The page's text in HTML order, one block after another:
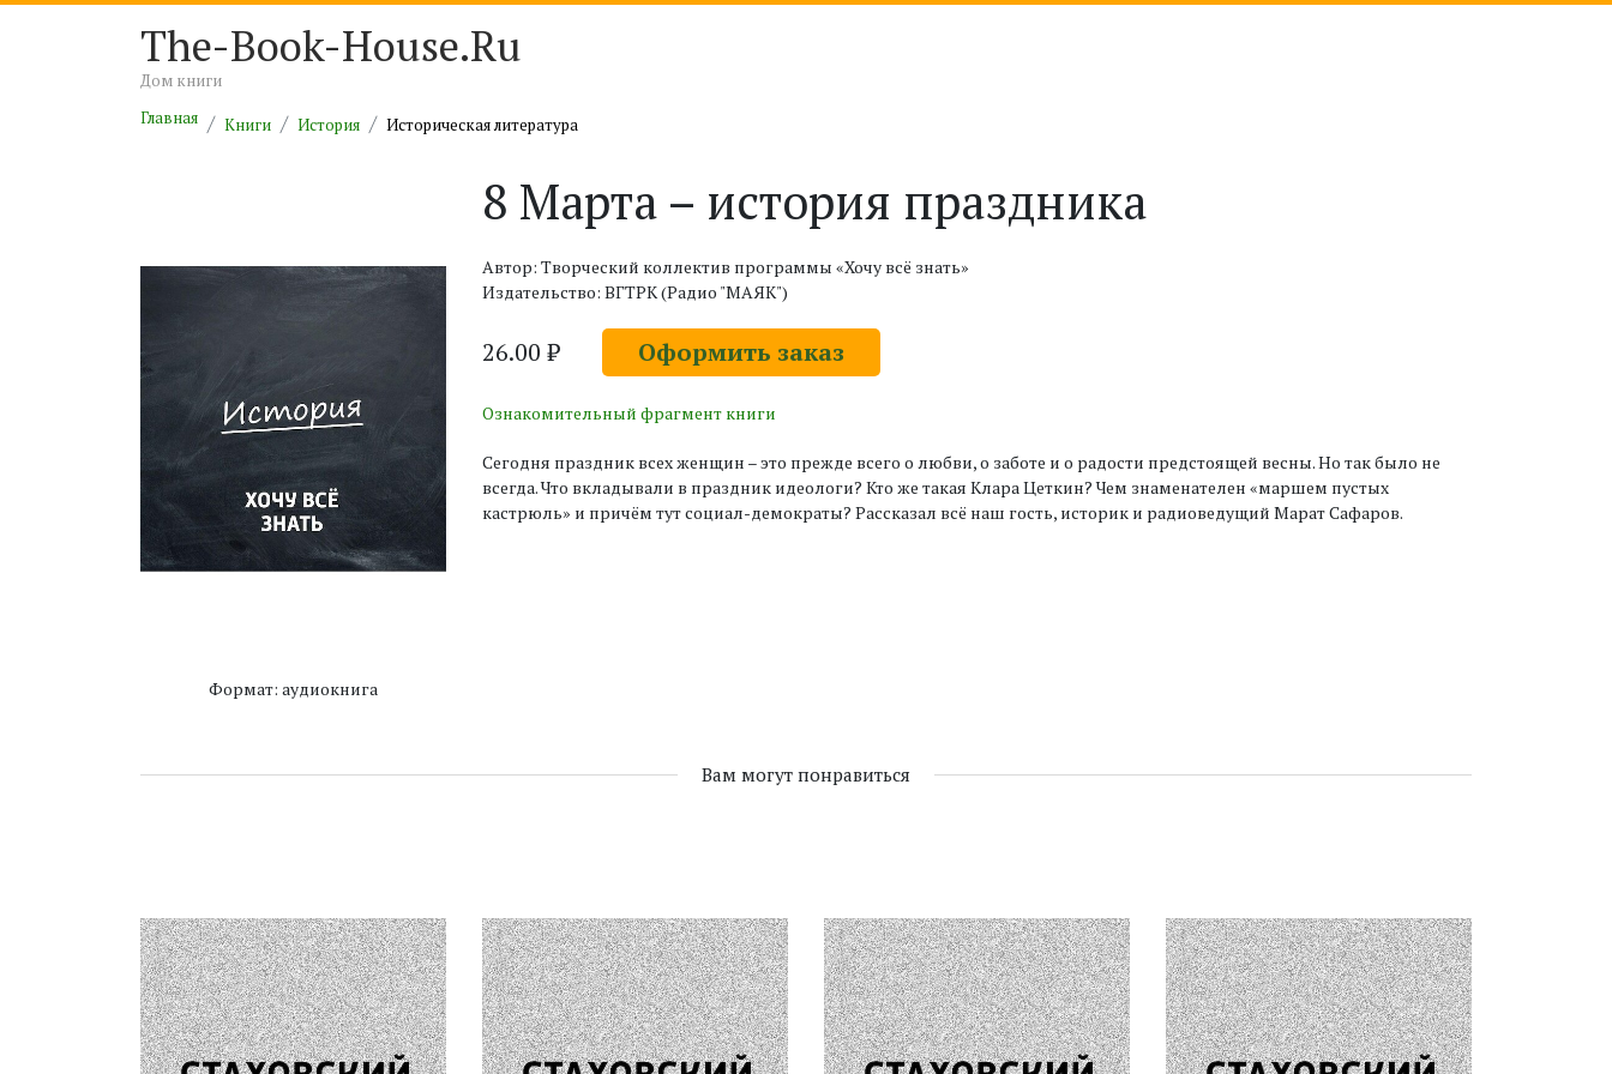
The-Book-House.Ru
Дом книги
Главная
Книги История Историческая литература
Формат: аудиокнига
8 Марта – история праздника
Автор: Творческий коллектив программы «Хочу всё знать»
Издательство: ВГТРК (Радио "МАЯК")
26.00 ₽ Оформить заказ
Ознакомительный фрагмент книги
Сегодня праздник всех женщин – это прежде всего о любви, о заботе и о радости предстоящей весны. Но так было не
всегда. Что вкладывали в праздник идеологи? Кто же такая Клара Цеткин? Чем знаменателен «маршем пустых
кастрюль» и причём тут социал-демократы? Рассказал всё наш гость, историк и радиоведущий Марат Сафаров.
Вам могут понравиться